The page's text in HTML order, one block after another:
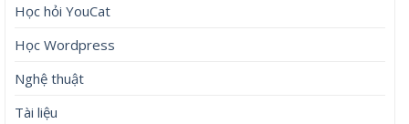
Học hỏi YouCat
Học Wordpress
Nghệ thuật
Tài liệu